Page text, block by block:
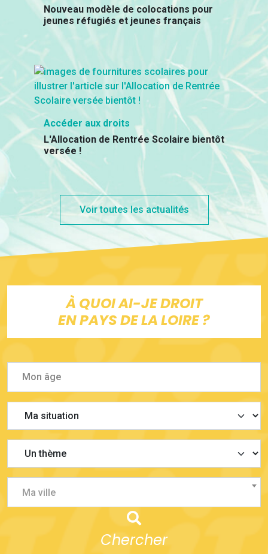
Nouveau modèle de colocations pour
jeunes réfugiés et jeunes français
Accéder aux droits
L'Allocation de Rentrée Scolaire bientôt
versée !
Voir toutes les actualités
À QUOI AI-JE DROIT
EN PAYS DE LA LOIRE ?
Ma ville
Chercher